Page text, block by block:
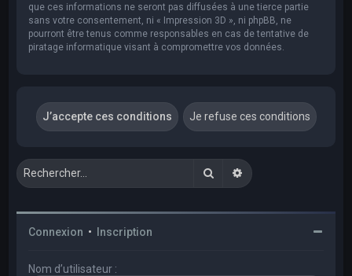
que ces informations ne seront pas diffusées à une tierce partie
sans votre consentement, ni « Impression 3D », ni phpBB, ne
pourront être tenus comme responsables en cas de tentative de
piratage informatique visant à compromettre vos données.
RechercherRecherche avancée
Connexion • Inscription
Nom d’utilisateur :